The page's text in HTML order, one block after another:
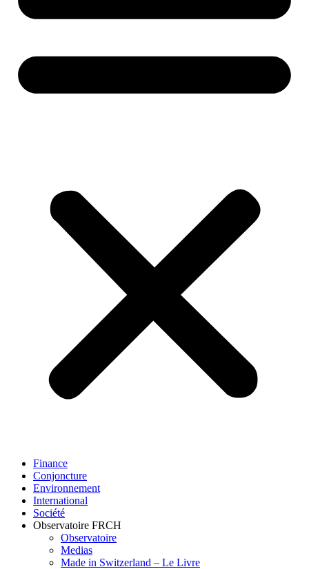
Finance
Conjoncture
Environnement
International
Société
Observatoire FRCH
Observatoire
Medias
Made in Switzerland – Le Livre